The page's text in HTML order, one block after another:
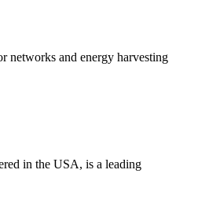
networks and energy harvesting
in the USA, is a leading